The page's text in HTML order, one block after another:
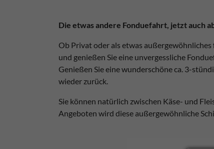
Die etwas andere Fonduefahrt, jetzt auch
Ob Privat oder als etwas
und genießen Sie eine unvergessliche
Genießen Sie eine wunderschöne ca. 3-
wieder zurück.
Sie können natürlich zwischen Käse- und
Angeboten wird diese außergewöhnliche